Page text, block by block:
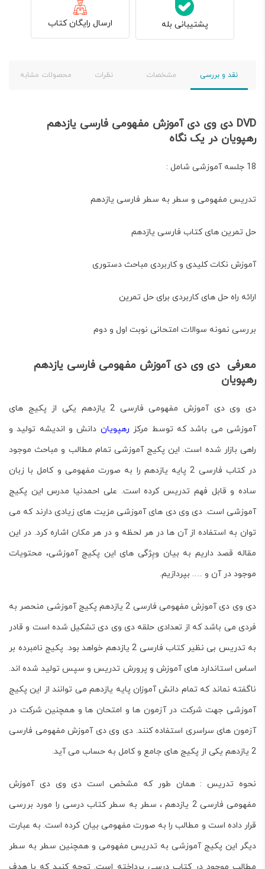
پشتیبانی بله ارسال رایگان کتاب
نقد و بررسی مشخصات نظرات محصولات مشابه
DVD دی وی دی آموزش مفهومی فارسی یازدهم
رهپویان در یک نگاه
18 جلسه آموزشی شامل :
تدریس مفهومی و سطر به سطر فارسی یازدهم
حل تمرین های کتاب فارسی یازدهم
آموزش نکات کلیدی و کاربردی مباحث دستوری
ارائه راه حل های کاربردی برای حل تمرین
بررسی نمونه سوالات امتحانی نوبت اول و دوم
معرفی دی وی دی آموزش مفهومی فارسی یازدهم
رهپویان
دی وی دی آموزش مفهومی فارسی 2 یازدهم یکی از پکیج های
آموزشی می باشد که توسط مرکز رهپویان دانش و اندیشه تولید و
راهی بازار شده است. این پکیج آموزشی تمام مطالب و مباحث موجود
در کتاب فارسی 2 پایه یازدهم را به صورت مفهومی و کامل با زبان
ساده و قابل فهم تدریس کرده است. علی احمدنیا مدرس این پکیج
آموزشی است. دی وی دی های آموزشی مزیت های زیادی دارند که می
توان به استفاده از آن ها در هر لحظه و در هر مکان اشاره کرد. در این
مقاله قصد داریم به بیان ویِژگی های این پکیج آموزشی، محتویات
موجود در آن و …. بپردازیم.
دی وی دی آموزش مفهومی فارسی 2 یازدهم پکیج آموزشی منحصر به
فردی می باشد که از تعدادی حلقه دی وی دی تشکیل شده است و قادر
به تدریس بی نظیر کتاب فارسی 2 یازدهم خواهد بود. پکیج نامبرده بر
اساس استاندارد های آموزش و پرورش تدریس و سپس تولید شده اند.
ناگفته نماند که تمام دانش آموزان پایه یازدهم می توانند از این پکیج
آموزشی جهت شرکت در آزمون ها و امتحان ها و همچنین شرکت در
آزمون های سراسری استفاده کنند. دی وی دی آموزش مفهومی فارسی
2 یازدهم یکی از پکیج های جامع و کامل به حساب می آید.
نحوه تدریس : همان طور که مشخص است دی وی دی آموزش
مفهومی فارسی 2 یازدهم ، سطر به سطر کتاب درسی را مورد بررسی
قرار داده است و مطالب را به صورت مفهومی بیان کرده است. به عبارت
دیگر این پکیج آموزشی به تدریس مفهومی و همچنین سطر به سطر
مطالب موجود در کتاب درسی پرداخته است. توجه کنید که با هدف